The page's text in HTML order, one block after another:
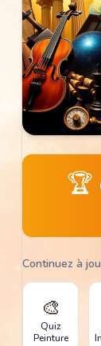
🏆
Continuez à
🎨
Quiz
Peinture